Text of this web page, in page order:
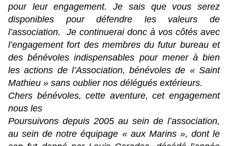
pour leur engagement. Je sais que vous serez
disponibles pour défendre les valeurs de
l’association. Je continuerai donc à vos côtés avec
l’engagement fort des membres du futur bureau et
des bénévoles indispensables pour mener à bien
les actions de l’Association, bénévoles de « Saint
Mathieu » sans oublier nos délégués extérieurs.
Chers bénévoles, cette aventure, cet engagement
nous les
Poursuivons depuis 2005 au sein de l’association,
au sein de notre équipage « aux Marins », dont le